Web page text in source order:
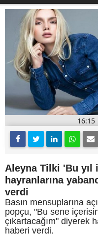
16:15
Aleyna Tilki 'Bu yıl
hayranlarına
verdi
Basın mensuplarına
popçu, "Bu sene
çıkartacağım" diyerek
haberi verdi.